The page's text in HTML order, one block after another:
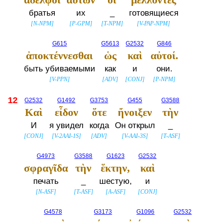
братья
[N-NPM]
их
[P-GPM] [T-NPM]
готовящиеся
[V-PAP-NPM]
G615
ἀποκτέννεσθαι
быть убиваемыми
[V-PPN]
G5613
ὡς
как
[ADV]
G2532
καὶ
и
[CONJ]
G846
αὐτοί.
они.
[P-NPM]
12 G2532
Καὶ
И
[CONJ]
G1492
εἶδον
я увидел
[V-2AAI-1S]
G3753
ὅτε
когда
[ADV]
G455
ἤνοιξεν
Он открыл
[V-AAI-3S]
G3588
τὴν
[T-ASF]
G4973
σφραγῖδα
печать
[N-ASF]
G3588
τὴν
[T-ASF]
G1623
ἕκτην,
шестую,
[A-ASF]
G2532
καὶ
и
[CONJ]
G4578 G3173 G1096 G2532